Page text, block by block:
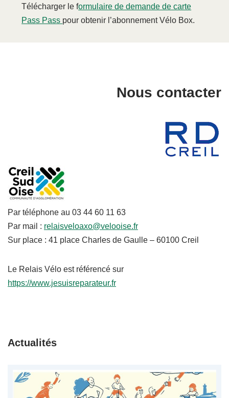
Télécharger le formulaire de demande de carte
Pass Pass pour obtenir l’abonnement Vélo Box.
Nous contacter
Par téléphone au 03 44 60 11 63
Par mail : relaisveloaxo@velooise.fr
Sur place : 41 place Charles de Gaulle – 60100 Creil
Le Relais Vélo est référencé sur
https://www.jesuisreparateur.fr
Actualités